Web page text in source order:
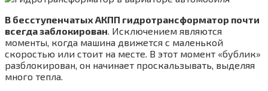
В бесступенчатых АКПП гидротрансформатор почти
всегда заблокирован. Исключением являются
моменты, когда машина движется с маленькой
скоростью или стоит на месте. В этот момент «бублик»
разблокирован, он начинает проскальзывать, выделяя
много тепла.